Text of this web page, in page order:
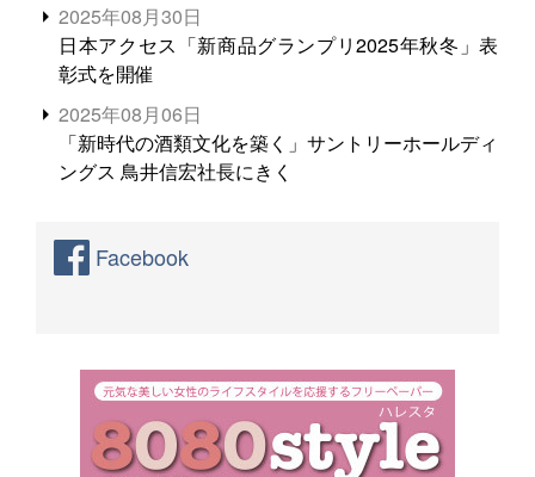
2025年08月30日
日本アクセス「新商品グランプリ2025年秋冬」表
彰式を開催
2025年08月06日
「新時代の酒類文化を築く」サントリーホールディ
ングス 鳥井信宏社長にきく
Facebook